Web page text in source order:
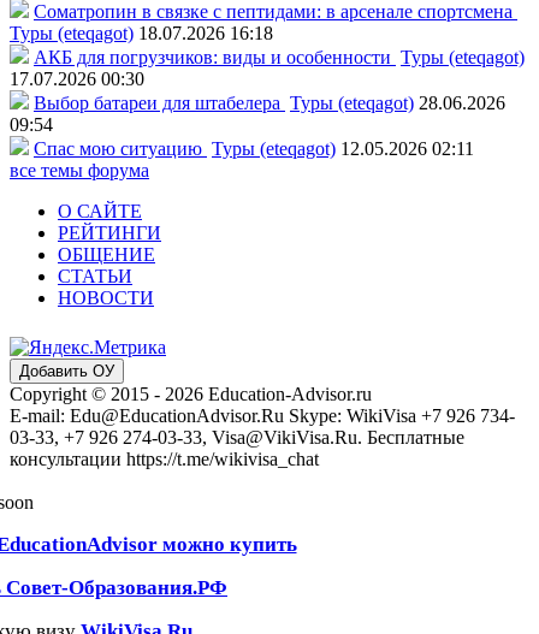
Соматропин в связке с пептидами: в арсенале спортсмена
Туры (eteqagot) 18.07.2026 16:18
АКБ для погрузчиков: виды и особенности Туры (eteqagot)
17.07.2026 00:30
Выбор батареи для штабелера Туры (eteqagot) 28.06.2026
09:54
Спас мою ситуацию Туры (eteqagot) 12.05.2026 02:11
все темы форума
О САЙТЕ
РЕЙТИНГИ
ОБЩЕНИЕ
СТАТЬИ
НОВОСТИ
Добавить ОУ
Copyright © 2015 - 2026 Education-Advisor.ru
E-mail: Edu@EducationAdvisor.Ru Skype: WikiVisa +7 926 734-
03-33, +7 926 274-03-33, Visa@VikiVisa.Ru. Бесплатные
консультации https://t.me/wikivisa_chat
можно купить
Совет-Образования.РФ